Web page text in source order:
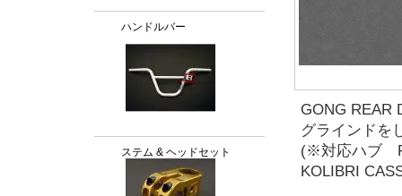
ハンドルバー
ステム & ヘッドセット
GONG REAR
グラインドを
(※対応ハブ
KOLIBRI